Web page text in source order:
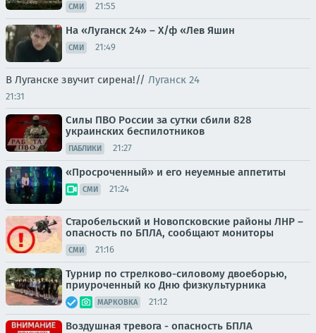
СМИ 21:55
На «Луганск 24» – Х/ф «Лев Яшин
СМИ 21:49
В Луганске звучит сирена!// Луганск 24
21:31
Силы ПВО России за сутки сбили 828
украинских беспилотников
ПАБЛИКИ 21:27
«Просроченный» и его неуемные аппетиты
СМИ 21:24
Старобельский и Новопсковские районы ЛНР –
опасность по БПЛА, сообщают мониторы
СМИ 21:16
Турнир по стрелково-силовому двоеборью,
приуроченный ко Дню физкультурника
МАРКОВКА 21:12
Воздушная тревога - опасность БПЛА